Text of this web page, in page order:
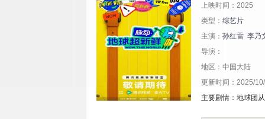
上映时间：2025
类型： 综艺片
主演： 孙红雷 李乃
导演：
地区：中国大陆
更新时间：2025/
主要剧情：地球团